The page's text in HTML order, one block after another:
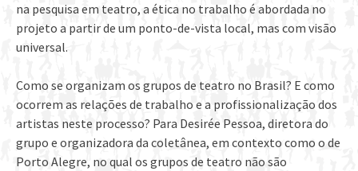
na pesquisa em teatro, a ética no trabalho é abordada no
projeto a partir de um ponto-de-vista local, mas com visão
universal.
Como se organizam os grupos de teatro no Brasil? E como
ocorrem as relações de trabalho e a profissionalização dos
artistas neste processo? Para Desirée Pessoa, diretora do
grupo e organizadora da coletânea, em contexto como o de
Porto Alegre, no qual os grupos de teatro não são